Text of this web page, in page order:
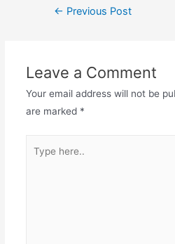
Post← Previous Post
Leave a Comment
Your email address will not be
are marked *
here..